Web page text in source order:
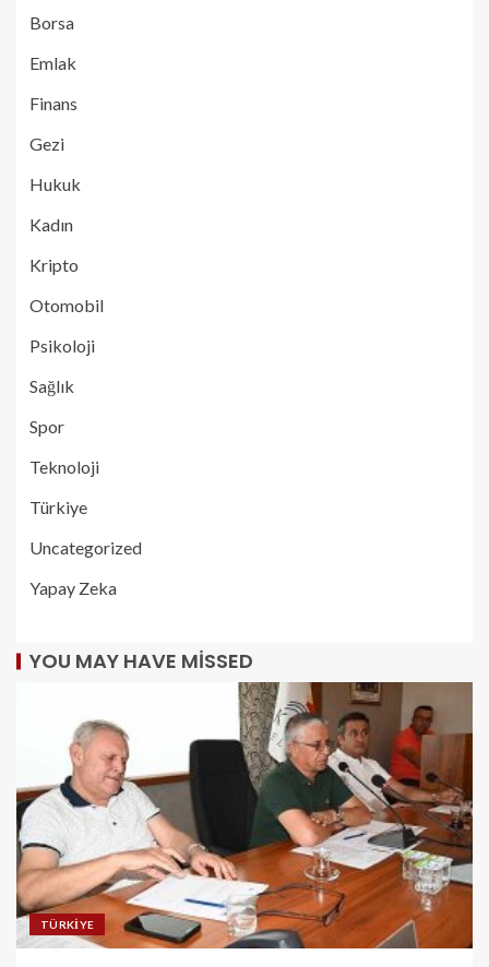
Borsa
Emlak
Finans
Gezi
Hukuk
Kadın
Kripto
Otomobil
Psikoloji
Sağlık
Spor
Teknoloji
Türkiye
Uncategorized
Yapay Zeka
YOU MAY HAVE MISSED
TÜRKIYE